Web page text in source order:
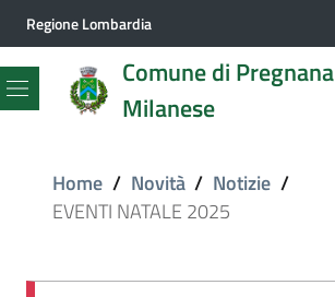
Regione Lombardia
Comune di Pregnana
Milanese
Menu
Home / Novità / Notizie /
EVENTI NATALE 2025